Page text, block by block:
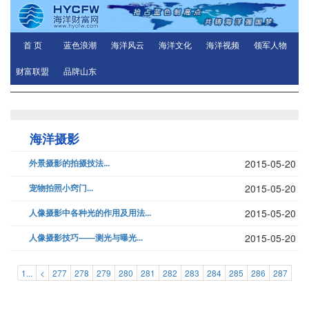
首 页 蓝色浪潮 海洋风云 海洋文化 海洋视频 领军人物
财富联盟 品牌山东
海洋摄影
外景摄影的拍摄技法... 2015-05-20
宠物拍照小窍门... 2015-05-20
人像摄影中各种光的作用及用法... 2015-05-20
人像摄影技巧——测光与曝光... 2015-05-20
1... < 277 278 279 280 281 282 283 284 285 286 287